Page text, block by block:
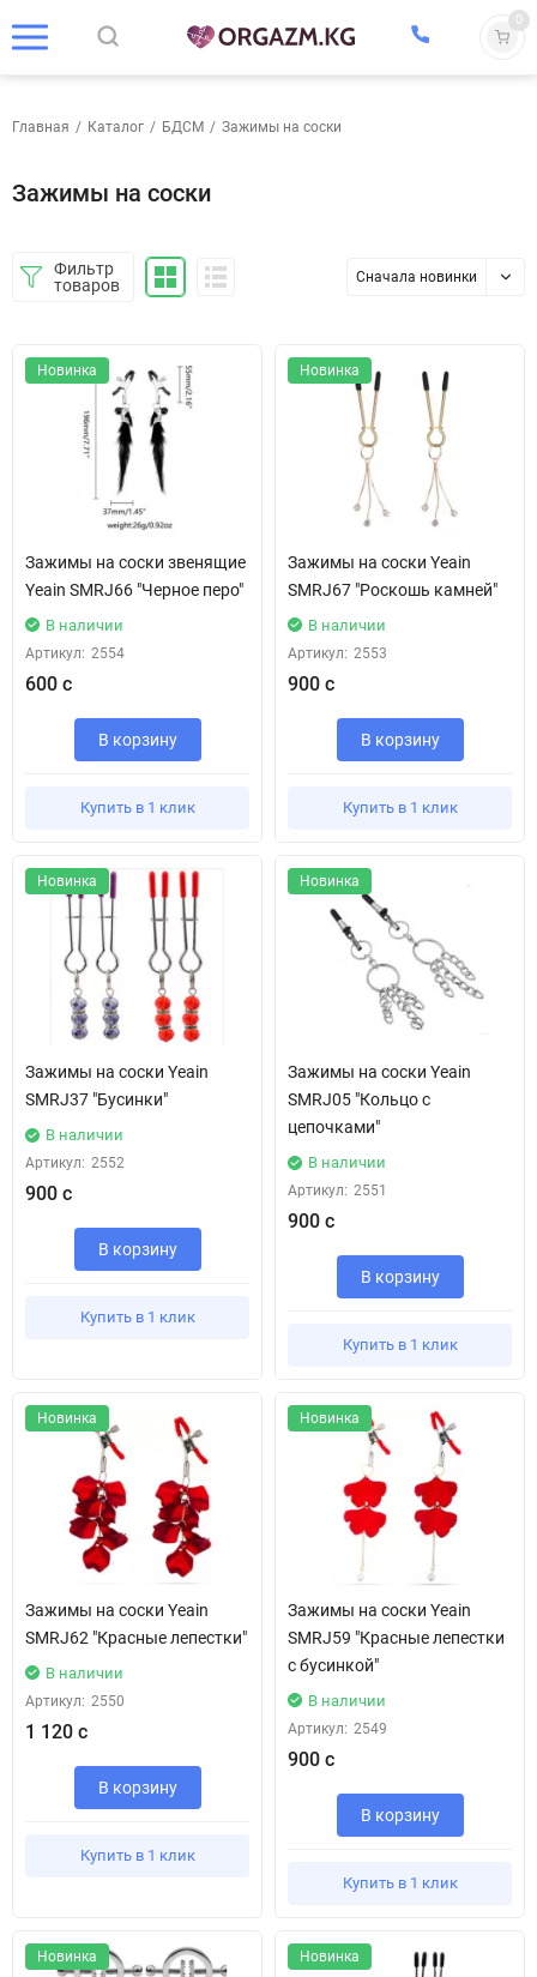
0
Главная / Каталог / БДСМ / Зажимы на соски
Зажимы на соски
Фильтр
товаров
Сначала новинки
Новинка
Зажимы на соски звенящие
Yeain SMRJ66 "Черное перо"
В наличии
Артикул: 2554
600 с
В корзину
Купить в 1 клик
Новинка
Зажимы на соски Yeain
SMRJ67 "Роскошь камней"
В наличии
Артикул: 2553
900 с
В корзину
Купить в 1 клик
Новинка
Зажимы на соски Yeain
SMRJ37 "Бусинки"
В наличии
Артикул: 2552
900 с
В корзину
Купить в 1 клик
Новинка
Зажимы на соски Yeain
SMRJ05 "Кольцо с
цепочками"
В наличии
Артикул: 2551
900 с
В корзину
Купить в 1 клик
Новинка
Зажимы на соски Yeain
SMRJ62 "Красные лепестки"
В наличии
Артикул: 2550
1 120 с
В корзину
Купить в 1 клик
Новинка
Зажимы на соски Yeain
SMRJ59 "Красные лепестки
с бусинкой"
В наличии
Артикул: 2549
900 с
В корзину
Купить в 1 клик
Новинка Новинка